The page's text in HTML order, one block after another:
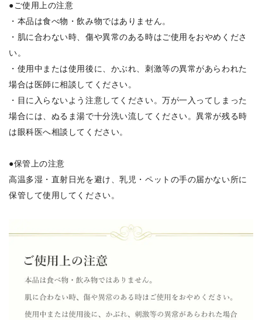
●ご使用上の注意
・本品は食べ物・飲み物ではありません。
・肌に合わない時、傷や異常のある時はご使用をおやめくださ
い。
・使用中または使用後に、かぶれ、刺激等の異常があらわれた
場合は医師に相談してください。
・目に入らないよう注意してください。万が一入ってしまった
場合には、ぬるま湯で十分洗い流してください。異常が残る時
は眼科医へ相談してください。
●保管上の注意
高温多湿・直射日光を避け、乳児・ペットの手の届かない所に
保管して使用してください。